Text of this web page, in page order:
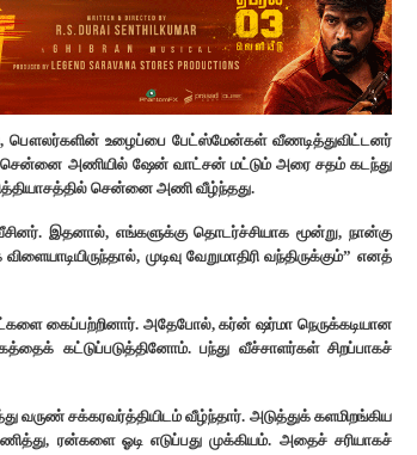
பௌலர்களின் உழைப்பை பேட்ஸ்மேன்கள் வீணடித்துவிட்டனர்
அணியில் ஷேன் வாட்சன் மட்டும் அரை சதம் கடந்து
சென்னை அணி வீழ்ந்தது.
இதனால், எங்களுக்கு தொடர்ச்சியாக மூன்று, நான்கு
முடிவு வேறுமாதிரி வந்திருக்கும்” எனத்
கைப்பற்றினார். அதேபோல், கர்ன் ஷர்மா நெருக்கடியான
கட்டுப்படுத்தினோம். பந்து வீச்சாளர்கள் சிறப்பாகச்
வருண் சக்கரவர்த்தியிடம் வீழ்ந்தார். அடுத்துக் களமிறங்கிய
ரன்களை ஓடி எடுப்பது முக்கியம். அதைச் சரியாகச்